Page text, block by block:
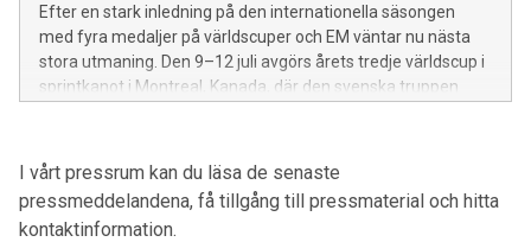
Efter en stark inledning på den internationella säsongen
med fyra medaljer på världscuper och EM väntar nu nästa
stora utmaning. Den 9–12 juli avgörs årets tredje världscup i
sprintkanot i Montreal, Kanada, där den svenska truppen
I vårt pressrum kan du läsa de senaste
pressmeddelandena, få tillgång till pressmaterial och hitta
kontaktinformation.